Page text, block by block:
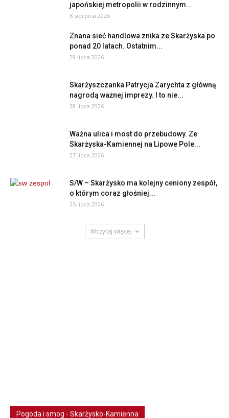
japońskiej metropolii w rodzinnym...
6 sierpnia 2026
Znana sieć handlowa znika ze Skarżyska po
ponad 20 latach. Ostatnim...
29 lipca 2026
Skarżyszczanka Patrycja Zarychta z główną
nagrodą ważnej imprezy. I to nie...
28 lipca 2026
Ważna ulica i most do przebudowy. Ze
Skarżyska-Kamiennej na Lipowe Pole...
27 lipca 2026
S/W – Skarżysko ma kolejny ceniony zespół,
o którym coraz głośniej...
25 lipca 2026
Wczytaj więcej
Pogoda i smog - Skarżysko-Kamienna